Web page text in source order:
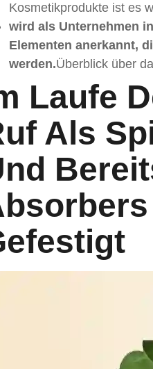
Kosmetikprodukte ist es
wird als Unternehmen
Elementen anerkannt,
werden.Überblick über
Laufe
Als